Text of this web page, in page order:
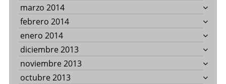
marzo 2014
febrero 2014
enero 2014
diciembre 2013
noviembre 2013
octubre 2013